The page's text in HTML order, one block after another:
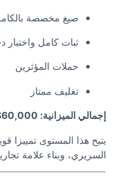
صيغ مخصصة
ثبات كامل واختبار
حملات المؤثرين
تغليف ممتاز
إجمالي الميزانية: 60,000$-$150,000+ دولار أمريكي
يتيح هذا المستوى
السريري، وبناء علامة